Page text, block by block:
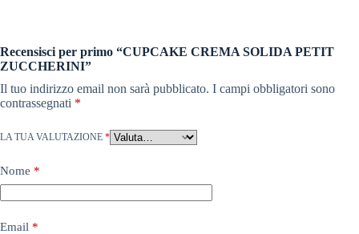
Recensisci per primo “CUPCAKE CREMA SOLIDA PETIT
ZUCCHERINI”
Il tuo indirizzo email non sarà pubblicato. I campi obbligatori sono
contrassegnati *
LA TUA VALUTAZIONE *
Nome *
Email *